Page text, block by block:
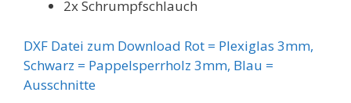
2x Schrumpfschlauch
DXF Datei zum Download Rot = Plexiglas 3mm,
Schwarz = Pappelsperrholz 3mm, Blau =
Ausschnitte